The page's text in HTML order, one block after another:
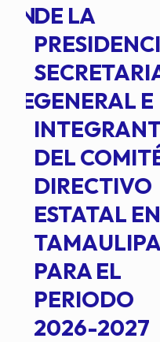
DE LA
GENERAL E
DEL
DIRECTIVO
ESTATAL EN
PARA EL
PERIODO
2026-2027